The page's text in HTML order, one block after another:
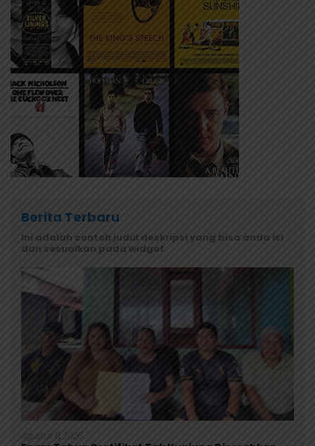
Berita Terbaru
Ini adalah contoh judul deskripsi yang bisa anda isi
dan sesuaikan pada widget
Agustus 8, 2026